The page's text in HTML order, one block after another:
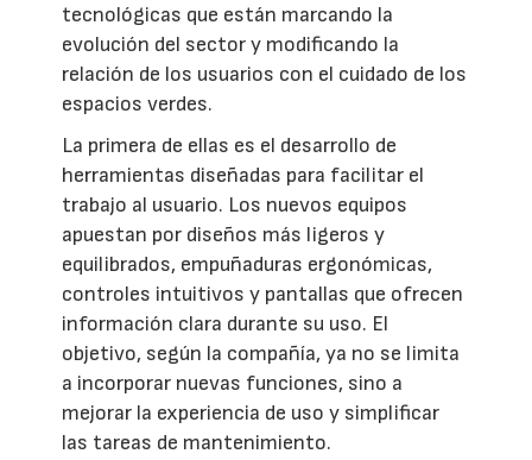
tecnológicas que están marcando la
evolución del sector y modificando la
relación de los usuarios con el cuidado de los
espacios verdes.
La primera de ellas es el desarrollo de
herramientas diseñadas para facilitar el
trabajo al usuario. Los nuevos equipos
apuestan por diseños más ligeros y
equilibrados, empuñaduras ergonómicas,
controles intuitivos y pantallas que ofrecen
información clara durante su uso. El
objetivo, según la compañía, ya no se limita
a incorporar nuevas funciones, sino a
mejorar la experiencia de uso y simplificar
las tareas de mantenimiento.